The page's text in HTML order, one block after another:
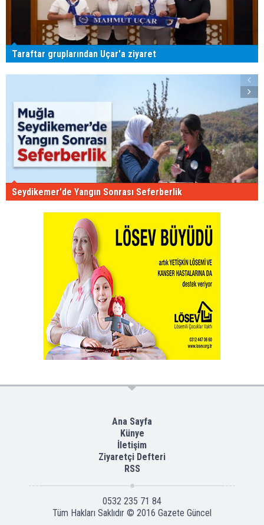
Taraftar gruplarından Uçar'a ziyaret
Seydikemer'de Yangın Sonrası Seferberlik
Ana Sayfa
Künye
İletişim
Ziyaretçi Defteri
RSS
0532 235 71 84
Tüm Hakları Saklıdır © 2016 Gazete Güncel